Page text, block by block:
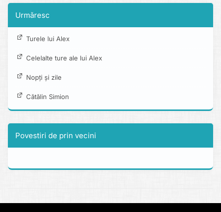
Urmăresc
Turele lui Alex
Celelalte ture ale lui Alex
Nopți și zile
Cătălin Simion
Povestiri de prin vecini